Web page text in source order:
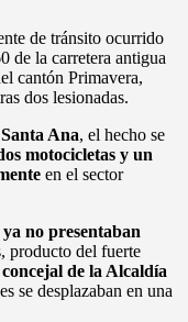
de tránsito ocurrido
de la carretera antigua
cantón Primavera,
dos lesionadas.
Ana, el hecho se
motocicletas y un
en el sector
ya no presentaban
producto del fuerte
de la Alcaldía
se desplazaban en una